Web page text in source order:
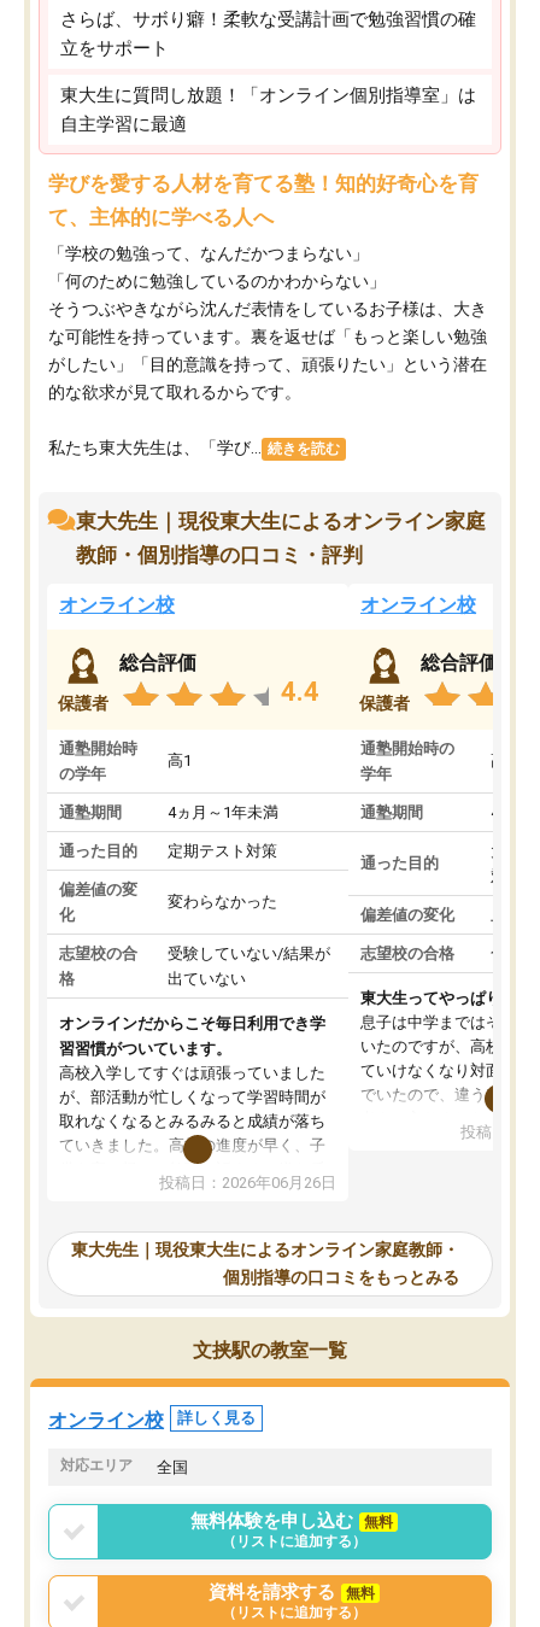
さらば、サボり癖！柔軟な受講計画で勉強習慣の確
立をサポート
東大生に質問し放題！「オンライン個別指導室」は
自主学習に最適
学びを愛する人材を育てる塾！知的好奇心を育
て、主体的に学べる人へ
「学校の勉強って、なんだかつまらない」
「何のために勉強しているのかわからない」
そうつぶやきながら沈んだ表情をしているお子様は、大き
な可能性を持っています。裏を返せば「もっと楽しい勉強
がしたい」「目的意識を持って、頑張りたい」という潜在
的な欲求が見て取れるからです。
私たち東大先生は、「学び... 続きを読む
東大先生｜現役東大生によるオンライン家庭
教師・個別指導の口コミ・評判
オンライン校
保護者
総合評価
4.4
通塾開始時
の学年
高1
通塾期間 4ヵ月～1年未満
通った目的 定期テスト対策
偏差値の変
化
変わらなかった
志望校の合
格
受験していない/結果が
出ていない
オンラインだからこそ毎日利用でき学
習習慣がついています。
高校入学してすぐは頑張っていました
が、部活動が忙しくなって学習時間が
取れなくなるとみるみると成績が落ち
ていきました。高校の進度が早く、子
供も家に帰って勉強の話すると嫌な反
応を示します。東大先生にお願いして
れるので、親としても安心です。毎日
使える自習室とかもあり、わからない
ところがあれば先生が回答してくれる
のも重宝しています。
投稿日：2026年06月26日
オンライン校
保護者
総合評価
通塾開始時の
学年
高3
通塾期間 4ヵ月
通った目的
大学
対策
偏差値の変化 上が
志望校の合格 合格
東大生ってやっぱりすご
息子は中学まではそこそ
いたのですが、高校に入
ていけなくなり対面の塾
でいたので、違うアプロ
で、当初は模試でD判定
自習室が毎日使えていつ
るのが心強かったよう
謝です。
投稿日：
東大先生｜現役東大生によるオンライン家庭教師・
個別指導の口コミをもっとみる
文挟駅の教室一覧
オンライン校 詳しく見る
対応エリア 全国
無料体験を申し込む
無料
（リストに追加する）
資料を請求する
無料
（リストに追加する）